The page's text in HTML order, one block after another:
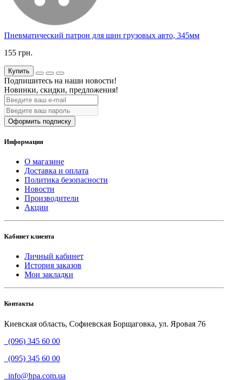
Пневматический патрон для шин грузовых авто, 345мм
155 грн.
Купить
Подпишитесь на наши новости!
Новинки, скидки, предложения!
Оформить подписку
Информация
О магазине
Доставка и оплата
Политика безопасности
Новости
Производители
Акции
Кабинет клиента
Личный кабинет
История заказов
Мои закладки
Контакты
Киевская область, Софиевская Борщаговка, ул. Яровая 76
(096) 345 60 00
(095) 345 60 00
info@hpa.com.ua